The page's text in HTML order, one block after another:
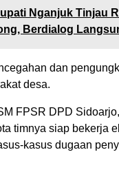
Nganjuk Tinjau
Berdialog
dan
desa.
FPSR DPD
timnya siap bekerja
kasus dugaan